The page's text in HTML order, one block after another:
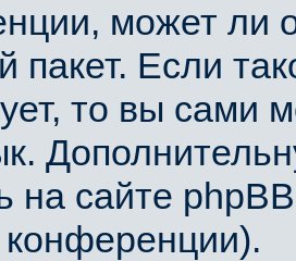
может ли
пакет. Если
то вы сами
на сайте
конференции).